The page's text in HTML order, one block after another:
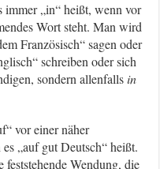
immer „in“ heißt, wenn vor
Wort steht. Man wird
Französisch“ sagen oder
schreiben oder sich
sondern allenfallsin
vor einer näher
„auf gut Deutsch“ heißt.
Wendung, die